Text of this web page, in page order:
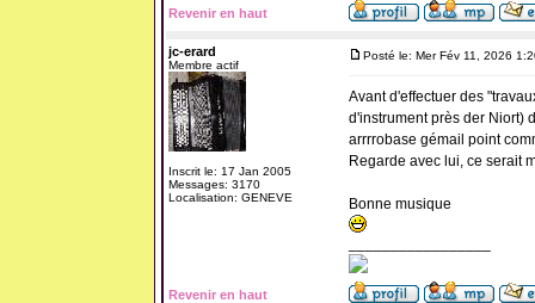
Revenir en haut
jc-erard
Membre actif
Inscrit le: 17 Jan 2005
Messages: 3170
Localisation: GENEVE
Posté le: Mer Fév 11, 2026
Avant d'effectuer des
d'instrument près der Niort)
arrrrobase gémail point
Regarde avec lui, ce serait
Bonne musique
Revenir en haut